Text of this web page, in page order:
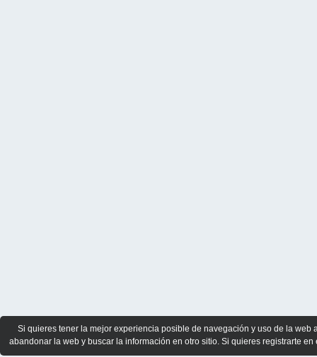
Si quieres tener la mejor experiencia posible de navegación y uso de la
abandonar la web y buscar la información en otro sitio. Si quieres registrarte